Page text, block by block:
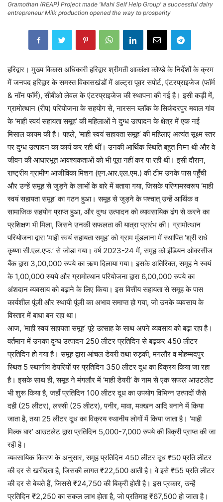
Gramothan (REAP) Project made 'Mahi Self Help Group' a successful dairy
entrepreneur Milk production opened the way to prosperity
हरिद्वार। मुख्य विकास अधिकारी हरिद्वार श्रीमती आकांक्षा कोण्डे के निर्देशों के क्रम
में जनपद हरिद्वार के समस्त विकासखंडों में अल्ट्रा पूवर सपोर्ट, एंटरप्राइजेज (फॉर्म
& नॉन फॉर्म), सीबीओ लेवल के एंटरप्राइजेज की स्थापना की गई है। इसी कड़ी में,
ग्रामोत्थान (रीप) परियोजना के सहयोग से, नारसन ब्लॉक के सिकंदरपुर मवाल गांव
के ‘माही स्वयं सहायता समूह’ की महिलाओं ने दुग्ध उत्पादन के क्षेत्र में एक नई
मिसाल कायम की है। पहले, ‘माही स्वयं सहायता समूह’ की महिलाएं अत्यंत सूक्ष्म स्तर
पर दुग्ध उत्पादन का कार्य कर रही थीं। उनकी आर्थिक स्थिति बहुत निम्न थी और वे
जीवन की आधारभूत आवश्यकताओं को भी पूरा नहीं कर पा रही थीं। इसी दौरान,
राष्ट्रीय ग्रामीण आजीविका मिशन (एन.आर.एल.एम.) की टीम उनके पास पहुँची
और उन्हें समूह से जुड़ने के लाभों के बारे में बताया गया, जिसके परिणामस्वरूप ‘माही
स्वयं सहायता समूह’ का गठन हुआ। समूह से जुड़ने के पश्चात् उन्हें आर्थिक व
सामाजिक सहयोग प्राप्त हुआ, और दुग्ध उत्पादन को व्यावसायिक ढंग से करने का
प्रशिक्षण भी मिला, जिसने उनकी सफलता की यात्रा प्रारंभ की। ग्रामोत्थान
परियोजना द्वारा ‘माही स्वयं सहायता समूह’ को ग्राम मुंडलाना में स्थापित ‘श्री राधे
कृष्णा सी.एल.एफ.’ से जोड़ा गया। वर्ष 2023-24 में, समूह को इंडियन ओवरसीज
बैंक द्वारा 3,00,000 रुपये का ऋण दिलाया गया। इसके अतिरिक्त, समूह ने स्वयं
के 1,00,000 रुपये और ग्रामोत्थान परियोजना द्वारा 6,00,000 रुपये का
अंशदान व्यवसाय को बढ़ाने के लिए किया। इस वित्तीय सहायता से समूह के पास
कार्यशील पूंजी और स्थायी पूंजी का अभाव समाप्त हो गया, जो उनके व्यवसाय के
विस्तार में बाधा बन रहा था।
आज, ‘माही स्वयं सहायता समूह’ पूरे उत्साह के साथ अपने व्यवसाय को बढ़ा रहा है।
वर्तमान में उनका दुग्ध उत्पादन 250 लीटर प्रतिदिन से बढ़कर 450 लीटर
प्रतिदिन हो गया है। समूह द्वारा आंचल डेयरी तथा रुड़की, मंगलौर व मोहम्मदपुर
स्थित 5 स्थानीय डेयरियों पर प्रतिदिन 350 लीटर दूध का विक्रय किया जा रहा
है। इसके साथ ही, समूह ने मंगलौर में ‘माही डेयरी’ के नाम से एक सफल आउटलेट
भी शुरू किया है, जहाँ प्रतिदिन 100 लीटर दूध का उपयोग विभिन्न उत्पादों जैसे
दही (25 लीटर), लस्सी (25 लीटर), पनीर, मावा, मक्खन आदि बनाने में किया
जाता है, तथा 25 लीटर दूध का विक्रय स्थानीय लोगों में किया जाता है। ‘माही
मिल्क बार’ आउटलेट द्वारा प्रतिदिन 5,000-7,000 रुपये की बिक्री प्राप्त की जा
रही है।
व्यवसायिक विवरण के अनुसार, समूह प्रतिदिन 450 लीटर दूध ₹50 प्रति लीटर
की दर से खरीदता है, जिसकी लागत ₹22,500 आती है। वे इसे ₹55 प्रति लीटर
की दर से बेचते हैं, जिससे ₹24,750 की बिक्री होती है। इस प्रकार, उन्हें
प्रतिदिन ₹2,250 का सकल लाभ होता है, जो प्रतिमाह ₹67,500 हो जाता है।